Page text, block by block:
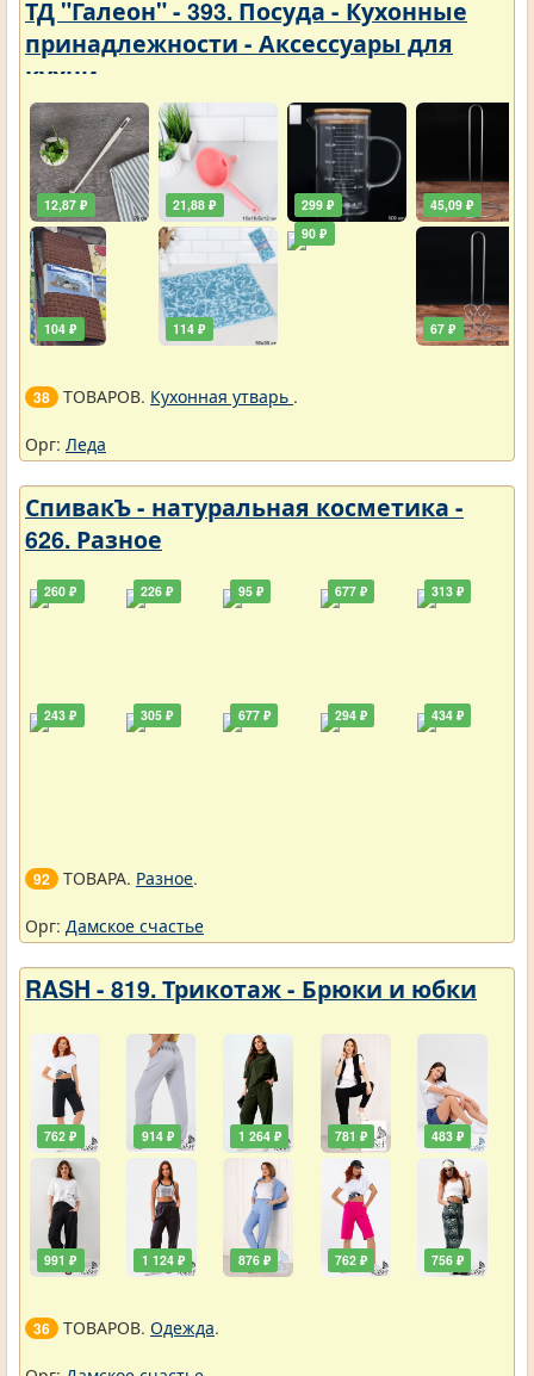
ТД "Галеон" - 393. Посуда - Кухонные
принадлежности - Аксессуары для
кухни
12,87 ₽
104 ₽
21,88 ₽
114 ₽
299 ₽
90 ₽
45,09 ₽
67 ₽
38 ТОВАРОВ. Кухонная утварь .
Орг: Леда
СпивакЪ - натуральная косметика -
626. Разное
260 ₽
243 ₽
226 ₽
305 ₽
95 ₽
677 ₽
677 ₽
294 ₽
313 ₽
434 ₽
92 ТОВАРА. Разное.
Орг: Дамское счастье
RASH - 819. Трикотаж - Брюки и юбки
762 ₽
991 ₽
914 ₽
1 124 ₽
1 264 ₽
876 ₽
781 ₽
762 ₽
483 ₽
756 ₽
36 ТОВАРОВ. Одежда.